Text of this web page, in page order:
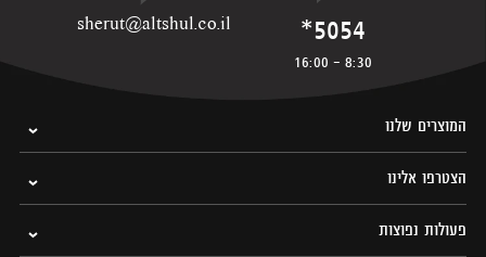
*5054
8:30 - 16:00
sherut@altshul.co.il
המוצרים שלנו
הצטרפו אלינו
פעולות נפוצות